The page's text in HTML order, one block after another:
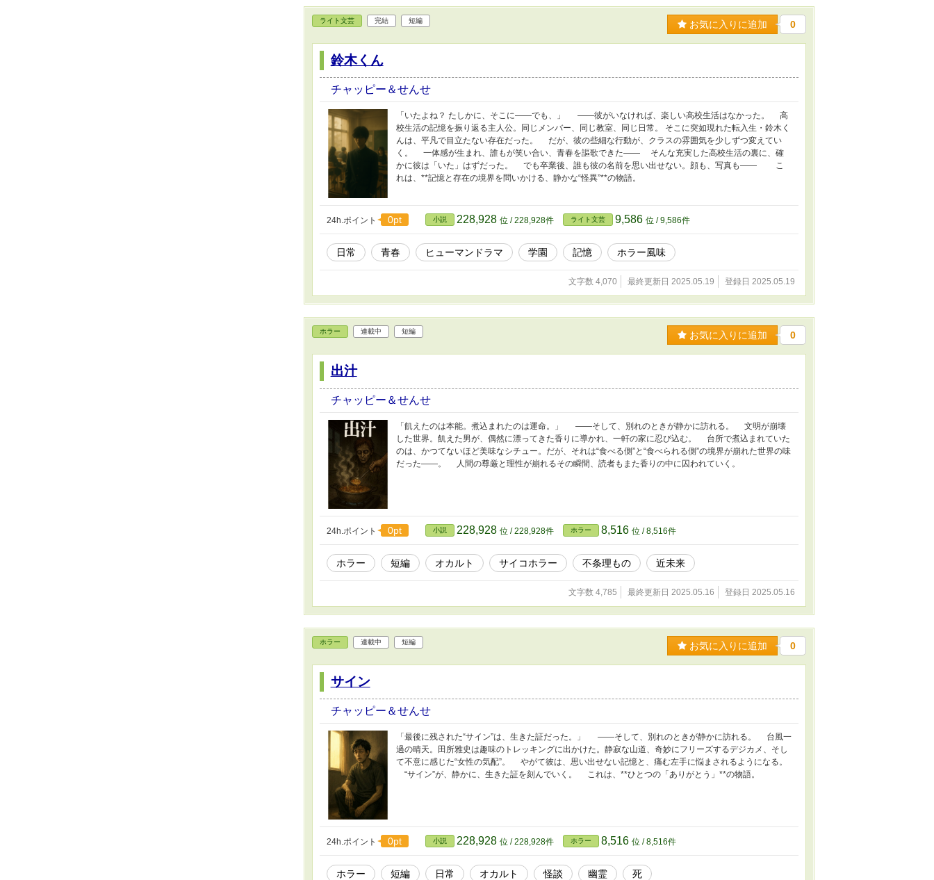
ライト文芸 完結 短編 お気に入りに追加 0
鈴木くん
チャッピー＆せんせ
「いたよね？ たしかに、そこに——でも、」 ——彼がいなければ、楽しい高校生活はなかった。 高
校生活の記憶を振り返る主人公。同じメンバー、同じ教室、同じ日常。 そこに突如現れた転入生・鈴木く
んは、平凡で目立たない存在だった。 だが、彼の些細な行動が、クラスの雰囲気を少しずつ変えてい
く。 一体感が生まれ、誰もが笑い合い、青春を謳歌できた—— そんな充実した高校生活の裏に、確
かに彼は「いた」はずだった。 でも卒業後、誰も彼の名前を思い出せない。顔も、写真も―― こ
れは、**記憶と存在の境界を問いかける、静かな“怪異”**の物語。
24h.ポイント 0pt 小説 228,928 位 / 228,928件 ライト文芸 9,586 位 / 9,586件
日常 青春 ヒューマンドラマ 学園 記憶 ホラー風味
文字数 4,070 最終更新日 2025.05.19 登録日 2025.05.19
ホラー 連載中 短編 お気に入りに追加 0
出汁
チャッピー＆せんせ
「飢えたのは本能。煮込まれたのは運命。」 ——そして、別れのときが静かに訪れる。 文明が崩壊
した世界。飢えた男が、偶然に漂ってきた香りに導かれ、一軒の家に忍び込む。 台所で煮込まれていた
のは、かつてないほど美味なシチュー。だが、それは“食べる側”と“食べられる側”の境界が崩れた世界の味
だった――。 人間の尊厳と理性が崩れるその瞬間、読者もまた香りの中に囚われていく。
24h.ポイント 0pt 小説 228,928 位 / 228,928件 ホラー 8,516 位 / 8,516件
ホラー 短編 オカルト サイコホラー 不条理もの 近未来
文字数 4,785 最終更新日 2025.05.16 登録日 2025.05.16
ホラー 連載中 短編 お気に入りに追加 0
サイン
チャッピー＆せんせ
「最後に残された“サイン”は、生きた証だった。」 ——そして、別れのときが静かに訪れる。 台風一
過の晴天。田所雅史は趣味のトレッキングに出かけた。静寂な山道、奇妙にフリーズするデジカメ、そし
て不意に感じた“女性の気配”。 やがて彼は、思い出せない記憶と、痛む左手に悩まされるようになる。
“サイン”が、静かに、生きた証を刻んでいく。 これは、**ひとつの「ありがとう」**の物語。
24h.ポイント 0pt 小説 228,928 位 / 228,928件 ホラー 8,516 位 / 8,516件
ホラー 短編 日常 オカルト 怪談 幽霊 死